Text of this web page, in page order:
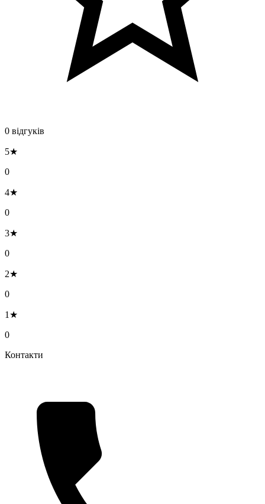
0 відгуків
5★
0
4★
0
3★
0
2★
0
1★
0
Контакти